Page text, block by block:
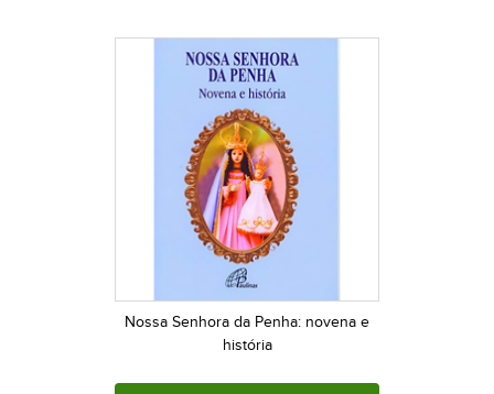
Nossa Senhora da Penha: novena e
história